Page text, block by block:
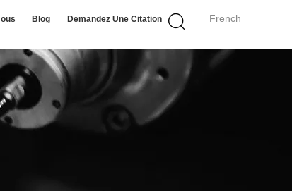
French
Blog Demandez Une Citation